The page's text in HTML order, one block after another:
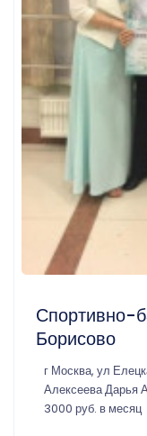
Спортивно-
Борисово
г Москва, ул
Алексеева Дарья
3000 руб. в месяц